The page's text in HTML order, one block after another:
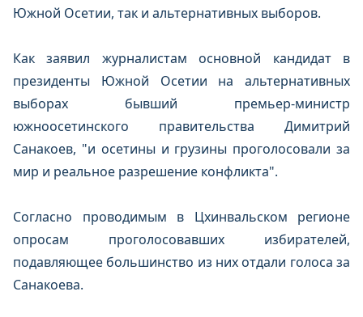
Южной Осетии, так и альтернативных выборов.
Как заявил журналистам основной кандидат в
президенты Южной Осетии на альтернативных
выборах бывший премьер-министр
южноосетинского правительства Димитрий
Санакоев, "и осетины и грузины проголосовали за
мир и реальное разрешение конфликта".
Согласно проводимым в Цхинвальском регионе
опросам проголосовавших избирателей,
подавляющее большинство из них отдали голоса за
Санакоева.